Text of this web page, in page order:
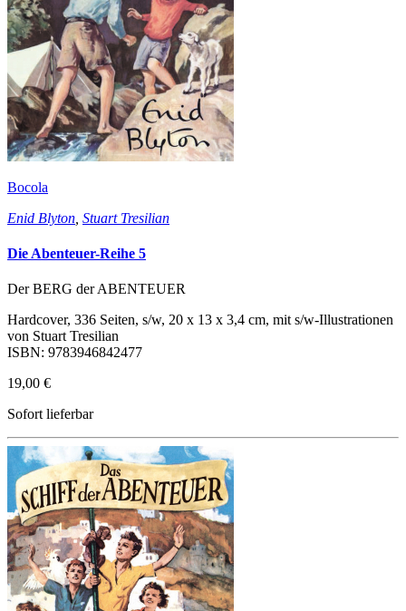
Bocola
Enid Blyton Stuart Tresilian
Die Abenteuer-Reihe 5
Der BERG der ABENTEUER
Hardcover, 336 Seiten, s/w, 20 x 13 x 3,4 cm, mit s/w-Illustrationen
von Stuart Tresilian
ISBN: 9783946842477
19,00 €
Sofort lieferbar